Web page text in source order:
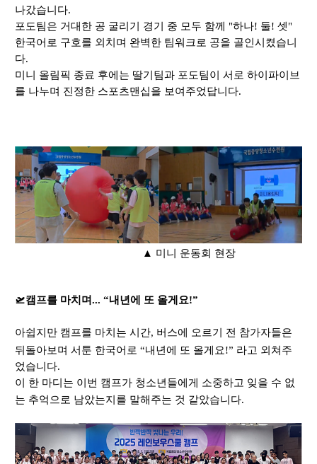
나갔습니다.
포도팀은 거대한 공 굴리기 경기 중 모두 함께 "하나! 둘! 셋"
한국어로 구호를 외치며 완벽한 팀워크로 공을 골인시켰습니
다.
미니 올림픽 종료 후에는 딸기팀과 포도팀이 서로 하이파이브
를 나누며 진정한 스포츠맨십을 보여주었답니다.
▲ 미니 운동회 현장
🛫캠프를 마치며... “내년에 또 올게요!”
아쉽지만 캠프를 마치는 시간, 버스에 오르기 전 참가자들은
뒤돌아보며 서툰 한국어로“내년에 또 올게요!” 라고 외쳐주
었습니다.
이 한 마디는 이번 캠프가 청소년들에게 소중하고 잊을 수 없
는 추억으로 남았는지를 말해주는 것 같았습니다.